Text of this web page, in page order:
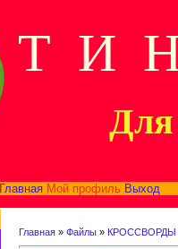
Т И
Для
Главная Мой профиль Выход
Главная » Файлы » КРОССВОРДЫ